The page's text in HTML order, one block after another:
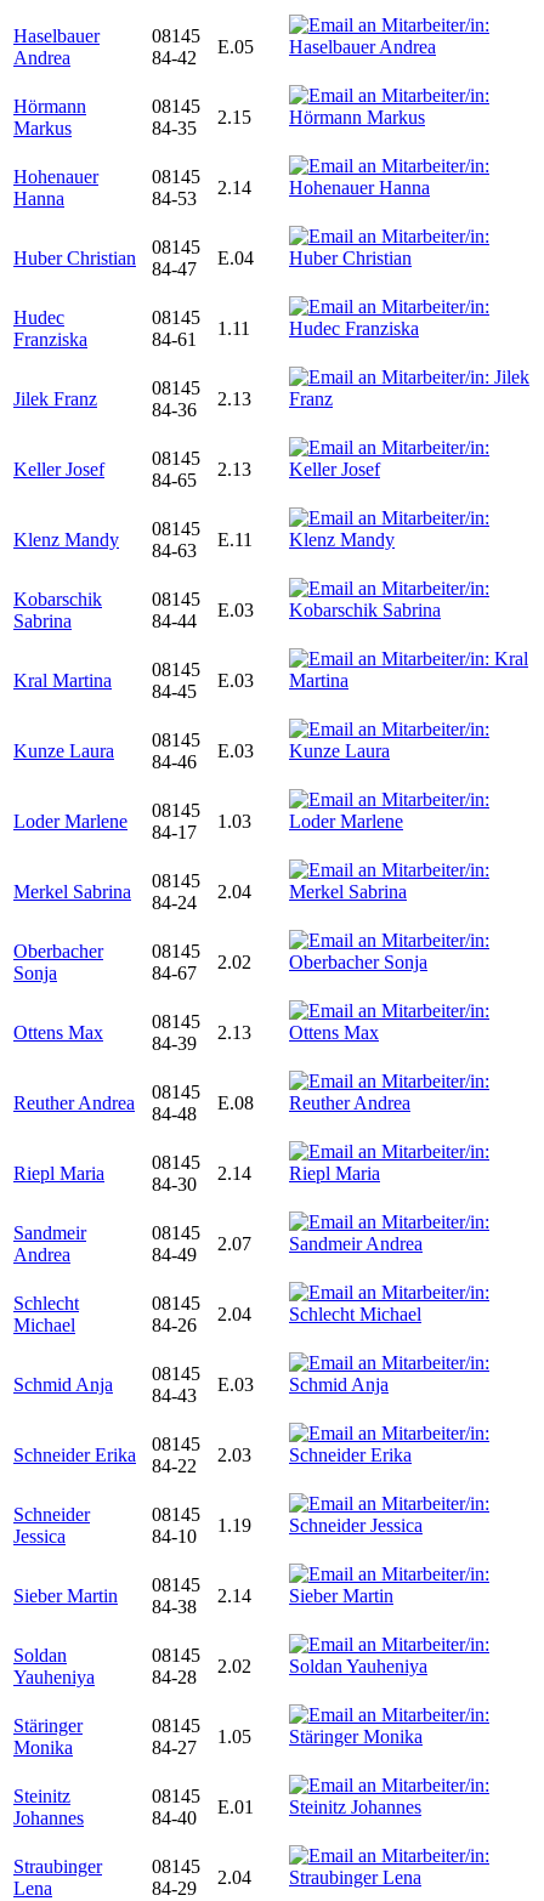
Haselbauer
Andrea
08145
84-42
E.05
Hörmann
Markus
08145
84-35
2.15
Hohenauer
Hanna
08145
84-53
2.14
Huber Christian
08145
84-47
E.04
Hudec
Franziska
08145
84-61
1.11
Jilek Franz
08145
84-36
2.13
Keller Josef
08145
84-65
2.13
Klenz Mandy
08145
84-63
E.11
Kobarschik
Sabrina
08145
84-44
E.03
Kral Martina
08145
84-45
E.03
Kunze Laura
08145
84-46
E.03
Loder Marlene
08145
84-17
1.03
Merkel Sabrina
08145
84-24
2.04
Oberbacher
Sonja
08145
84-67
2.02
Ottens Max
08145
84-39
2.13
Reuther Andrea
08145
84-48
E.08
Riepl Maria
08145
84-30
2.14
Sandmeir
Andrea
08145
84-49
2.07
Schlecht
Michael
08145
84-26
2.04
Schmid Anja
08145
84-43
E.03
Schneider Erika
08145
84-22
2.03
Schneider
Jessica
08145
84-10
1.19
Sieber Martin
08145
84-38
2.14
Soldan
Yauheniya
08145
84-28
2.02
Stäringer
Monika
08145
84-27
1.05
Steinitz
Johannes
08145
84-40
E.01
Straubinger
Lena
08145
84-29
2.04